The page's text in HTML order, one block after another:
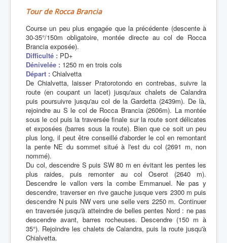
Tour de Rocca Brancia
Course un peu plus engagée que la précédente (descente à
30-35°/150m obligatoire, montée directe au col de Rocca
Brancia exposée).
Difficulté : PD+
Dénivelée : 1250 m en trois cols
Départ : Chialvetta
De Chialvetta, laisser Pratorotondo en contrebas, suivre la
route (en coupant un lacet) jusqu'aux chalets de Calandra
puis poursuivre jusqu'au col de la Gardetta (2439m). De là,
rejoindre au S le col de Rocca Brancia (2606m). La montée
sous le col puis la traversée finale sur la route sont délicates
et exposées (barres sous la route). Bien que ce soit un peu
plus long, il peut être conseillé d'aborder le col en remontant
la pente NE du sommet situé à l'est du col (2691 m, non
nommé).
Du col, descendre S puis SW 80 m en évitant les pentes les
plus raides, puis remonter au col Oserot (2640 m).
Descendre le vallon vers la combe Emmanuel. Ne pas y
descendre, traverser en rive gauche jusque vers 2300 m puis
descendre N puis NW vers une selle vers 2250 m. Continuer
en traversée jusqu'à atteindre de belles pentes Nord : ne pas
descendre avant, barres rocheuses. Descendre (150 m à
35°). Rejoindre les chalets de Calandra, puis la route jusqu'à
Chialvetta.